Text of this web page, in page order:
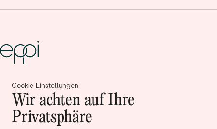
Cookie-Einstellungen
Wir achten auf Ihre
Privatsphäre
Gemeinsam erschaffen wir
Geschichten von Schönheit und
Liebe